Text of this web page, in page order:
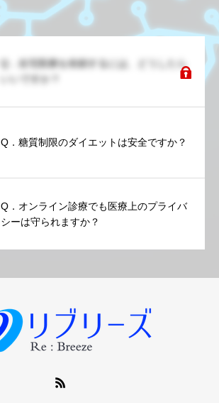
Q．在宅医療を依頼するには、どうしたら
Q．糖質制限のダイエットは安全ですか？
Q．オンライン診療でも医療上のプライバ
シーは守られますか？